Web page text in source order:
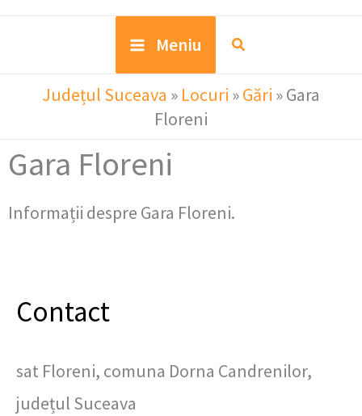
Meniu
Județul Suceava » Locuri »Gări »Gara
Floreni
Gara Floreni
Informații despre Gara Floreni.
Contact
sat Floreni, comuna Dorna Candrenilor,
județul Suceava